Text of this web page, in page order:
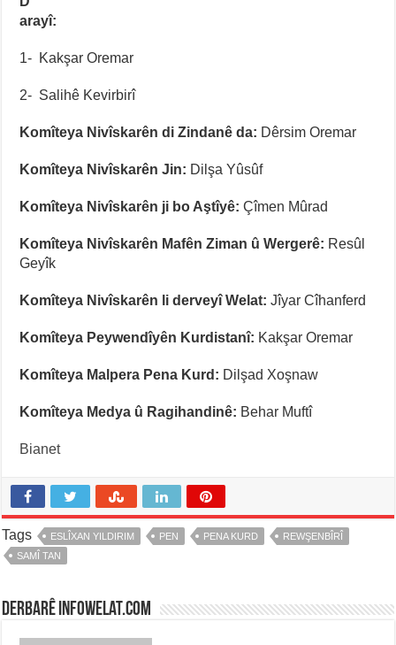
arayî:
1- Kakşar Oremar
2- Salihê Kevirbirî
Komîteya Nivîskarên di Zindanê da: Dêrsim Oremar
Komîteya Nivîskarên Jin: Dilşa Yûsûf
Komîteya Nivîskarên ji bo Aştîyê: Çîmen Mûrad
Komîteya Nivîskarên Mafên Ziman û Wergerê: Resûl
Geyîk
Komîteya Nivîskarên li derveyî Welat:Jîyar Cîhanferd
Komîteya Peywendîyên Kurdistanî: Kakşar Oremar
Komîteya Malpera Pena Kurd: Dilşad Xoşnaw
Komîteya Medya û Ragihandinê: Behar Muftî
Bianet
Tags ESLÎXAN YILDIRIM PEN PENA KURD
REWŞENBÎRÎ
SAMÎ TAN
Derbarê infowelat.com